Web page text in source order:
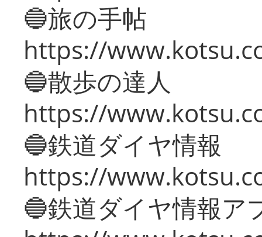
🔵旅の手帖
https://
🔵散歩の達人
https://
🔵鉄道ダイヤ情報
https://
🔵鉄道ダイヤ情報ア